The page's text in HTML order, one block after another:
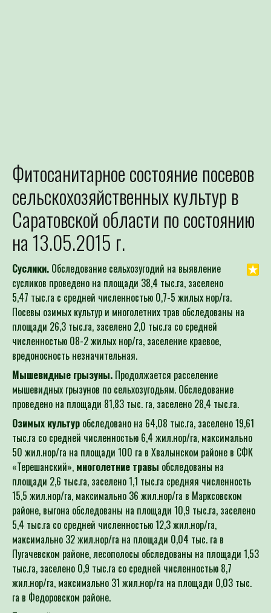
Для определения
Специалист филиала по
выдачей рекомендаций по
Фитосанитарное состояние посевов
сельскохозяйственных культур в
Саратовской области по состоянию
на 13.05.2015 г.
Суслики. Обследование сельхозугодий на выявление
сусликов проведено на площади 38,4 тыс.га, заселено
5,47 тыс.га с средней численностью 0,7-5 жилых нор/га.
Посевы озимых культур и многолетних трав обследованы на
площади 26,3 тыс.га, заселено 2,0 тыс.га со средней
численностью 08-2 жилых нор/га, заселение краевое,
вредоносность незначительная.
Мышевидные грызуны. Продолжается расселение
мышевидных грызунов по сельхозугодьям. Обследование
проведено на площади 81,83 тыс. га, заселено 28,4 тыс.га.
Озимых культур обследовано на 64,08 тыс.га, заселено 19,61
тыс.га со средней численностью 6,4 жил.нор/га, максимально
50 жил.нор/га на площади 100 га в Хвалынском районе в СФК
«Терешанский», многолетние травы обследованы на
площади 2,6 тыс.га, заселено 1,1 тыс.га средняя численность
15,5 жил.нор/га, максимально 36 жил.нор/га в Марксовском
районе, выгона обследованы на площади 10,9 тыс.га, заселено
5,4 тыс.га со средней численностью 12,3 жил.нор/га,
максимально 32 жил.нор/га на площади 0,04 тыс. га в
Пугачевском районе, лесополосы обследованы на площади 1,53
тыс.га, заселено 0,9 тыс.га со средней численностью 8,7
жил.нор/га, максимально 31 жил.нор/га на площади 0,03 тыс.
га в Федоровском районе.